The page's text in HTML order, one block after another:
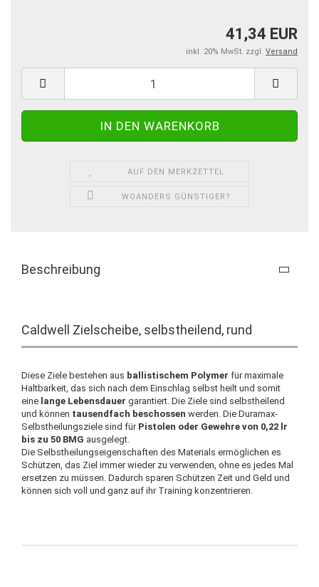
41,34 EUR
inkl. 20% MwSt. zzgl. Versand
AUF DEN MERKZETTEL
WOANDERS GÜNSTIGER?
Beschreibung
Caldwell Zielscheibe, selbstheilend, rund
Diese Ziele bestehen aus ballistischem Polymer für maximale
Haltbarkeit, das sich nach dem Einschlag selbst heilt und somit
eine lange Lebensdauer garantiert. Die Ziele sind selbstheilend
und können tausendfach beschossen werden. Die Duramax-
Selbstheilungsziele sind für Pistolen oder Gewehre von 0,22 lr
bis zu 50 BMG ausgelegt.
Die Selbstheilungseigenschaften des Materials ermöglichen es
Schützen, das Ziel immer wieder zu verwenden, ohne es jedes Mal
ersetzen zu müssen. Dadurch sparen Schützen Zeit und Geld und
können sich voll und ganz auf ihr Training konzentrieren.